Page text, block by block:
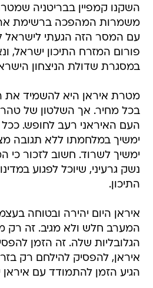
השקנו קמפיין בבריטניה
משמרות המהפכה ברשימת
עם המסר הזה הגעתי לישראל
פורום המזרח התיכון ישראל,
במסגרת שדולת הניצחון
מטרת איראן היא להשמיד את
בכל מחיר. אך השלטון של
העם האיראני רעב לחופש. ככל
ימשיך במלחמתו ללא תגובה
ימשיך לשרוד. חשוב לזכור
נשק גרעיני, שיוכל לפגוע
התיכון.
איראן היום יהירה ובטוחה
המערב חלש ולא מגיב. זה רק
הגלובליות שלה. זה הזמן
איראן, להפסיק להילחם רק
הגיע הזמן להתמודד עם איראן